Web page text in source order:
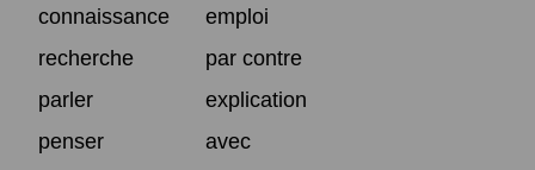
connaissance
emploi
recherche
par contre
parler
explication
penser
avec